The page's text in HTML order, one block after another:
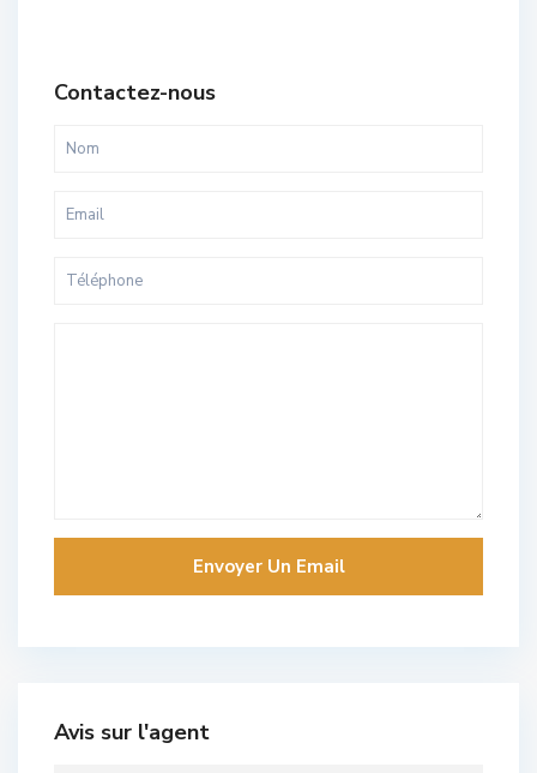
Contactez-nous
Avis sur l'agent